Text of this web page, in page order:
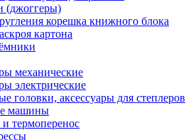
(джоггеры)
корешка книжного блока
картона
механические
электрические
головки, аксессуары для степлеров
машины
термоперенос